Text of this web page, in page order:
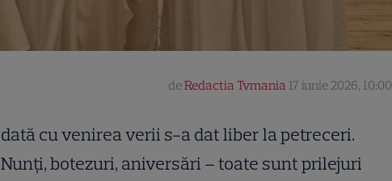
deRedactia Tvmania 17 iunie 2026, 10:00
dată cu venirea verii s-a dat liber la petreceri.
Nunți, botezuri, aniversări – toate sunt prilejuri